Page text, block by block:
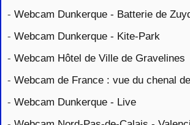
- Webcam Dunkerque - Batterie de
- Webcam Dunkerque - Kite-Park
- Webcam Hôtel de Ville de Gravelines
- Webcam de France : vue du chenal
- Webcam Dunkerque - Live